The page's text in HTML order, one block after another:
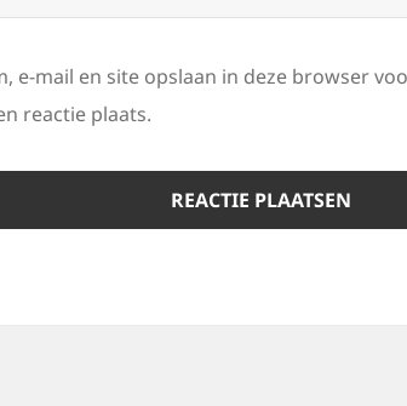
e-mail en site opslaan in deze browser
reactie plaats.